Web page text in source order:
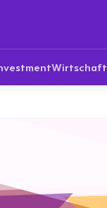
Wirtschaft